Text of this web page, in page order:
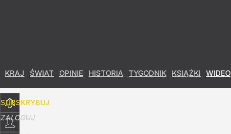
KRAJ ŚWIAT OPINIE HISTORIA TYGODNIK KSIĄŻKI WIDEO
SUBSKRYBUJ
ZALOGUJ